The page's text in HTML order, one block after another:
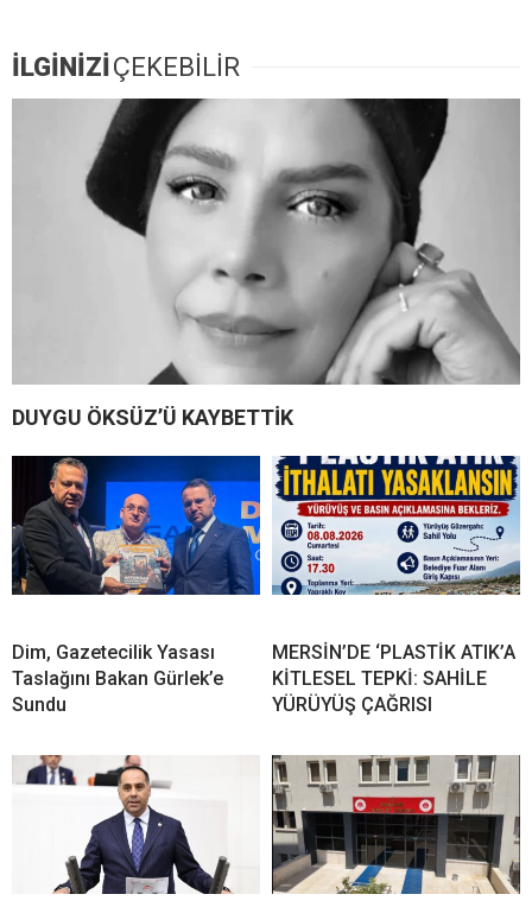
İLGİNİZİÇEKEBİLİR
DUYGU ÖKSÜZ’Ü KAYBETTİK
Dim, Gazetecilik Yasası
Taslağını Bakan Gürlek’e
Sundu
MERSİN’DE ‘PLASTİK ATIK’A
KİTLESEL TEPKİ: SAHİLE
YÜRÜYÜŞ ÇAĞRISI